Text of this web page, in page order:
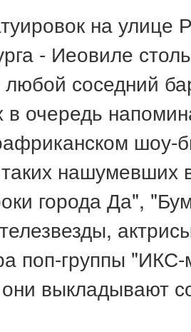
на улице
- Иеовиле
любой соседний
в очередь
шоу-
нашумевших
города Да",
поп-группы
они выкладывают